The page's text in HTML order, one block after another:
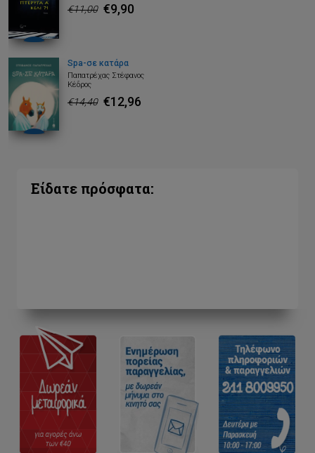
€11,00 €9,90
Spa-σε κατάρα
Παπατρέχας Στέφανος
Κέδρος
€14,40 €12,96
Είδατε πρόσφατα: